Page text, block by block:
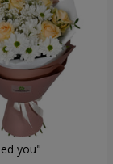
you"